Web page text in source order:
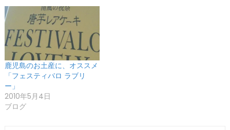
鹿児島のお土産に、オススメ
「フェスティバロ ラブリ
ー」
2010年5月4日
ブログ